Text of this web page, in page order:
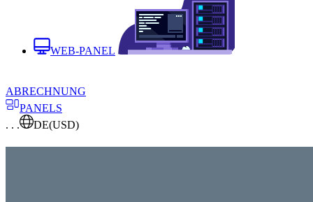
WEB-PANEL
ABRECHNUNG
PANELS
. . .
DE(USD)